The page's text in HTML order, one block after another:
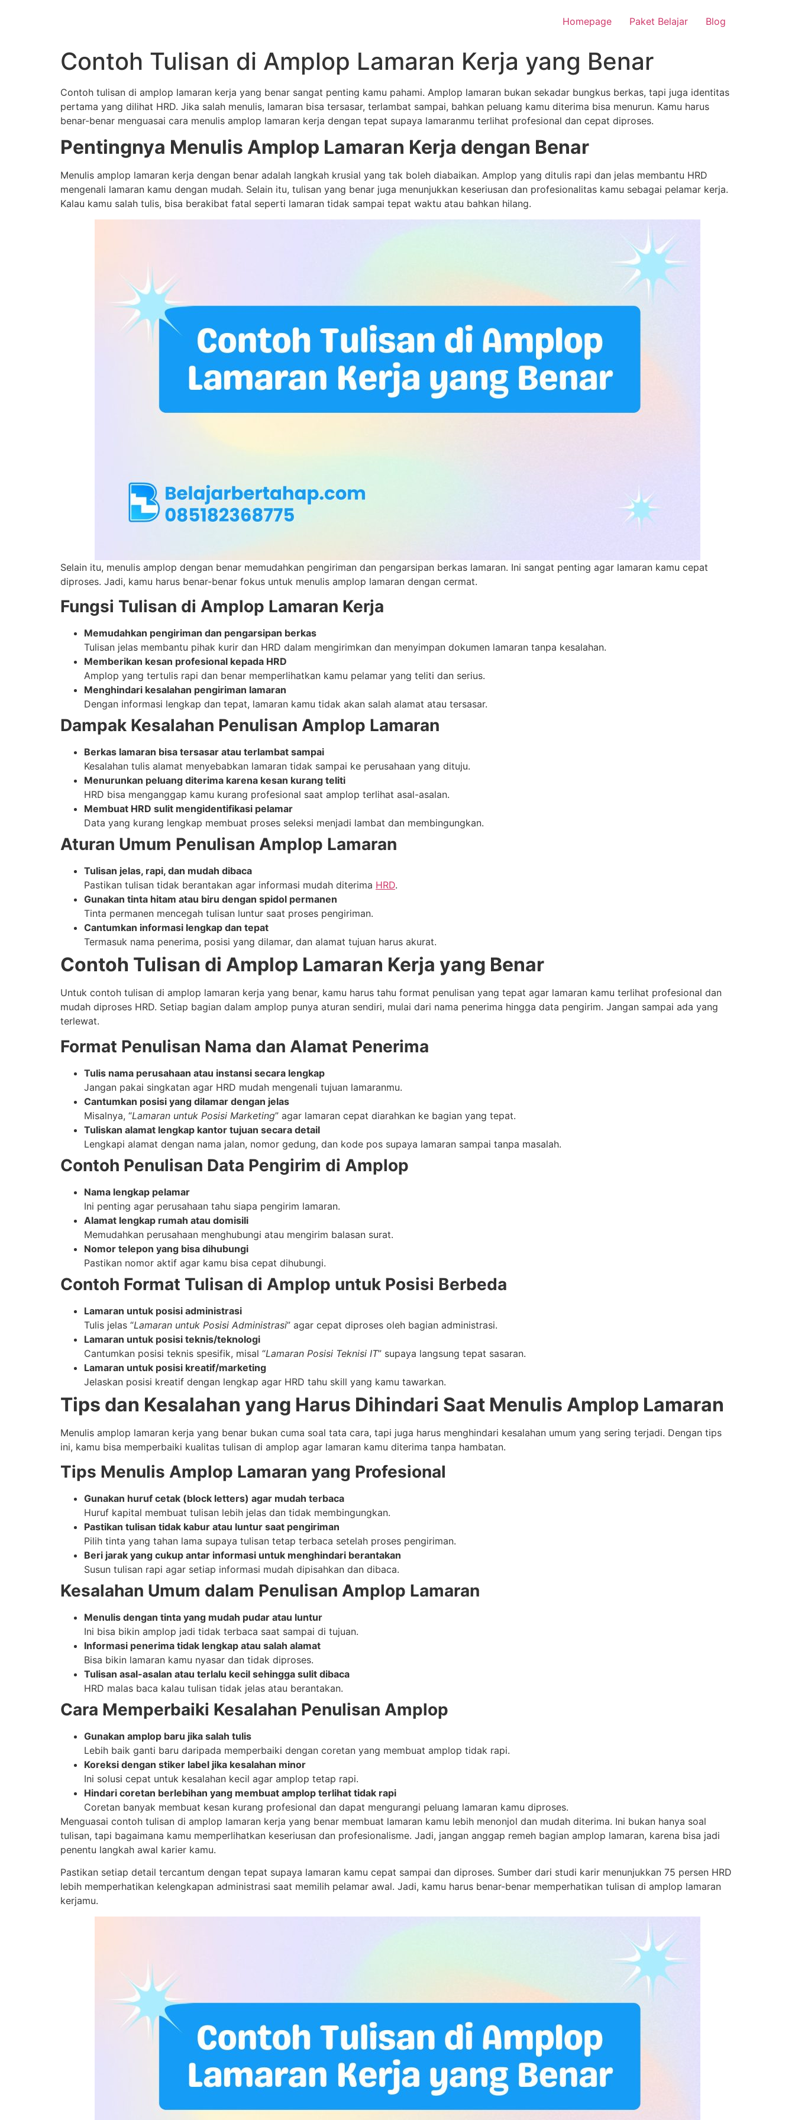
Homepage Paket Belajar Blog
Contoh Tulisan di Amplop Lamaran Kerja yang Benar
Contoh tulisan di amplop lamaran kerja yang benar sangat penting kamu pahami. Amplop lamaran bukan sekadar bungkus berkas, tapi juga identitas
pertama yang dilihat HRD. Jika salah menulis, lamaran bisa tersasar, terlambat sampai, bahkan peluang kamu diterima bisa menurun. Kamu harus
benar-benar menguasai cara menulis amplop lamaran kerja dengan tepat supaya lamaranmu terlihat profesional dan cepat diproses.
Pentingnya Menulis Amplop Lamaran Kerja dengan Benar
Menulis amplop lamaran kerja dengan benar adalah langkah krusial yang tak boleh diabaikan. Amplop yang ditulis rapi dan jelas membantu HRD
mengenali lamaran kamu dengan mudah. Selain itu, tulisan yang benar juga menunjukkan keseriusan dan profesionalitas kamu sebagai pelamar kerja.
Kalau kamu salah tulis, bisa berakibat fatal seperti lamaran tidak sampai tepat waktu atau bahkan hilang.
Selain itu, menulis amplop dengan benar memudahkan pengiriman dan pengarsipan berkas lamaran. Ini sangat penting agar lamaran kamu cepat
diproses. Jadi, kamu harus benar-benar fokus untuk menulis amplop lamaran dengan cermat.
Fungsi Tulisan di Amplop Lamaran Kerja
Memudahkan pengiriman dan pengarsipan berkas
Tulisan jelas membantu pihak kurir dan HRD dalam mengirimkan dan menyimpan dokumen lamaran tanpa kesalahan.
Memberikan kesan profesional kepada HRD
Amplop yang tertulis rapi dan benar memperlihatkan kamu pelamar yang teliti dan serius.
Menghindari kesalahan pengiriman lamaran
Dengan informasi lengkap dan tepat, lamaran kamu tidak akan salah alamat atau tersasar.
Dampak Kesalahan Penulisan Amplop Lamaran
Berkas lamaran bisa tersasar atau terlambat sampai
Kesalahan tulis alamat menyebabkan lamaran tidak sampai ke perusahaan yang dituju.
Menurunkan peluang diterima karena kesan kurang teliti
HRD bisa menganggap kamu kurang profesional saat amplop terlihat asal-asalan.
Membuat HRD sulit mengidentifikasi pelamar
Data yang kurang lengkap membuat proses seleksi menjadi lambat dan membingungkan.
Aturan Umum Penulisan Amplop Lamaran
Tulisan jelas, rapi, dan mudah dibaca
Pastikan tulisan tidak berantakan agar informasi mudah diterima HRD.
Gunakan tinta hitam atau biru dengan spidol permanen
Tinta permanen mencegah tulisan luntur saat proses pengiriman.
Cantumkan informasi lengkap dan tepat
Termasuk nama penerima, posisi yang dilamar, dan alamat tujuan harus akurat.
Contoh Tulisan di Amplop Lamaran Kerja yang Benar
Untuk contoh tulisan di amplop lamaran kerja yang benar, kamu harus tahu format penulisan yang tepat agar lamaran kamu terlihat profesional dan
mudah diproses HRD. Setiap bagian dalam amplop punya aturan sendiri, mulai dari nama penerima hingga data pengirim. Jangan sampai ada yang
terlewat.
Format Penulisan Nama dan Alamat Penerima
Tulis nama perusahaan atau instansi secara lengkap
Jangan pakai singkatan agar HRD mudah mengenali tujuan lamaranmu.
Cantumkan posisi yang dilamar dengan jelas
Misalnya, “Lamaran untuk Posisi Marketing” agar lamaran cepat diarahkan ke bagian yang tepat.
Tuliskan alamat lengkap kantor tujuan secara detail
Lengkapi alamat dengan nama jalan, nomor gedung, dan kode pos supaya lamaran sampai tanpa masalah.
Contoh Penulisan Data Pengirim di Amplop
Nama lengkap pelamar
Ini penting agar perusahaan tahu siapa pengirim lamaran.
Alamat lengkap rumah atau domisili
Memudahkan perusahaan menghubungi atau mengirim balasan surat.
Nomor telepon yang bisa dihubungi
Pastikan nomor aktif agar kamu bisa cepat dihubungi.
Contoh Format Tulisan di Amplop untuk Posisi Berbeda
Lamaran untuk posisi administrasi
Tulis jelas “Lamaran untuk Posisi Administrasi” agar cepat diproses oleh bagian administrasi.
Lamaran untuk posisi teknis/teknologi
Cantumkan posisi teknis spesifik, misal “Lamaran Posisi Teknisi IT” supaya langsung tepat sasaran.
Lamaran untuk posisi kreatif/marketing
Jelaskan posisi kreatif dengan lengkap agar HRD tahu skill yang kamu tawarkan.
Tips dan Kesalahan yang Harus Dihindari Saat Menulis Amplop Lamaran
Menulis amplop lamaran kerja yang benar bukan cuma soal tata cara, tapi juga harus menghindari kesalahan umum yang sering terjadi. Dengan tips
ini, kamu bisa memperbaiki kualitas tulisan di amplop agar lamaran kamu diterima tanpa hambatan.
Tips Menulis Amplop Lamaran yang Profesional
Gunakan huruf cetak (block letters) agar mudah terbaca
Huruf kapital membuat tulisan lebih jelas dan tidak membingungkan.
Pastikan tulisan tidak kabur atau luntur saat pengiriman
Pilih tinta yang tahan lama supaya tulisan tetap terbaca setelah proses pengiriman.
Beri jarak yang cukup antar informasi untuk menghindari berantakan
Susun tulisan rapi agar setiap informasi mudah dipisahkan dan dibaca.
Kesalahan Umum dalam Penulisan Amplop Lamaran
Menulis dengan tinta yang mudah pudar atau luntur
Ini bisa bikin amplop jadi tidak terbaca saat sampai di tujuan.
Informasi penerima tidak lengkap atau salah alamat
Bisa bikin lamaran kamu nyasar dan tidak diproses.
Tulisan asal-asalan atau terlalu kecil sehingga sulit dibaca
HRD malas baca kalau tulisan tidak jelas atau berantakan.
Cara Memperbaiki Kesalahan Penulisan Amplop
Gunakan amplop baru jika salah tulis
Lebih baik ganti baru daripada memperbaiki dengan coretan yang membuat amplop tidak rapi.
Koreksi dengan stiker label jika kesalahan minor
Ini solusi cepat untuk kesalahan kecil agar amplop tetap rapi.
Hindari coretan berlebihan yang membuat amplop terlihat tidak rapi
Coretan banyak membuat kesan kurang profesional dan dapat mengurangi peluang lamaran kamu diproses.
Menguasai contoh tulisan di amplop lamaran kerja yang benar membuat lamaran kamu lebih menonjol dan mudah diterima. Ini bukan hanya soal
tulisan, tapi bagaimana kamu memperlihatkan keseriusan dan profesionalisme. Jadi, jangan anggap remeh bagian amplop lamaran, karena bisa jadi
penentu langkah awal karier kamu.
Pastikan setiap detail tercantum dengan tepat supaya lamaran kamu cepat sampai dan diproses. Sumber dari studi karir menunjukkan 75 persen HRD
lebih memperhatikan kelengkapan administrasi saat memilih pelamar awal. Jadi, kamu harus benar-benar memperhatikan tulisan di amplop lamaran
kerjamu.